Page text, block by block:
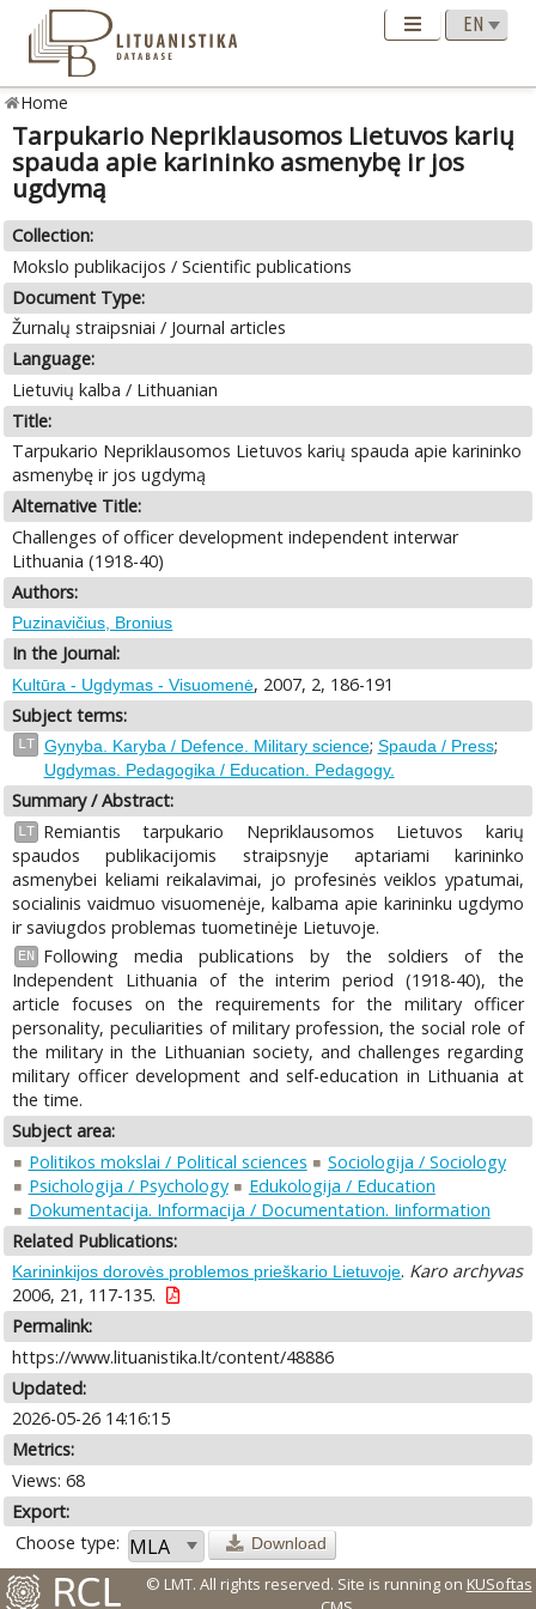
Home
Tarpukario Nepriklausomos Lietuvos karių
spauda apie karininko asmenybę ir jos
ugdymą
Collection:
Mokslo publikacijos / Scientific publications
Document Type:
Žurnalų straipsniai / Journal articles
Language:
Lietuvių kalba / Lithuanian
Title:
Tarpukario Nepriklausomos Lietuvos karių spauda apie karininko
asmenybę ir jos ugdymą
Alternative Title:
Challenges of officer development independent interwar
Lithuania (1918-40)
Authors:
Puzinavičius, Bronius
In the Journal:
Kultūra - Ugdymas - Visuomenė, 2007, 2, 186-191
Subject terms:
LT Gynyba. Karyba / Defence. Military science; Spauda / Press;
Ugdymas. Pedagogika / Education. Pedagogy.
Summary / Abstract:
LT
Remiantis tarpukario Nepriklausomos Lietuvos karių
spaudos publikacijomis straipsnyje aptariami karininko
asmenybei keliami reikalavimai, jo profesinės veiklos ypatumai,
socialinis vaidmuo visuomenėje, kalbama apie karininku ugdymo
ir saviugdos problemas tuometinėje Lietuvoje.
EN
Following media publications by the soldiers of the
Independent Lithuania of the interim period (1918-40), the
article focuses on the requirements for the military officer
personality, peculiarities of military profession, the social role of
the military in the Lithuanian society, and challenges regarding
military officer development and self-education in Lithuania at
the time.
Subject area:
Politikos mokslai / Political sciences
Sociologija / Sociology
Psichologija / Psychology
Edukologija / Education
Dokumentacija. Informacija / Documentation. Iinformation
Related Publications:
Karininkijos dorovės problemos prieškario Lietuvoje. Karo archyvas
2006, 21, 117-135.
Permalink:
https://www.lituanistika.lt/content/48886
Updated:
2026-05-26 14:16:15
Metrics:
Views: 68
Export:
Choose type:
Download
© LMT. All rights reserved. Site is running on KUSoftas